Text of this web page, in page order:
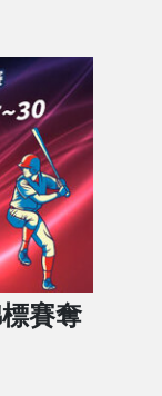
賽奪